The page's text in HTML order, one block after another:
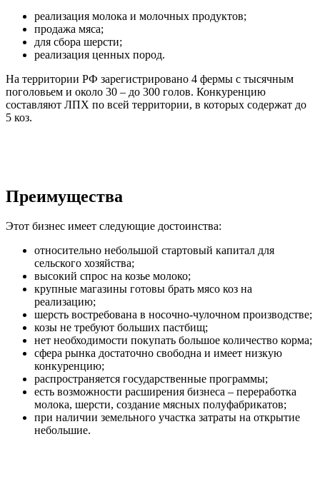
реализация молока и молочных продуктов;
продажа мяса;
для сбора шерсти;
реализация ценных пород.
На территории РФ зарегистрировано 4 фермы с тысячным
поголовьем и около 30 – до 300 голов. Конкуренцию
составляют ЛПХ по всей территории, в которых содержат до
5 коз.
Преимущества
Этот бизнес имеет следующие достоинства:
относительно небольшой стартовый капитал для
сельского хозяйства;
высокий спрос на козье молоко;
крупные магазины готовы брать мясо коз на
реализацию;
шерсть востребована в носочно-чулочном производстве;
козы не требуют больших пастбищ;
нет необходимости покупать большое количество корма;
сфера рынка достаточно свободна и имеет низкую
конкуренцию;
распространяется государственные программы;
есть возможности расширения бизнеса – переработка
молока, шерсти, создание мясных полуфабрикатов;
при наличии земельного участка затраты на открытие
небольшие.